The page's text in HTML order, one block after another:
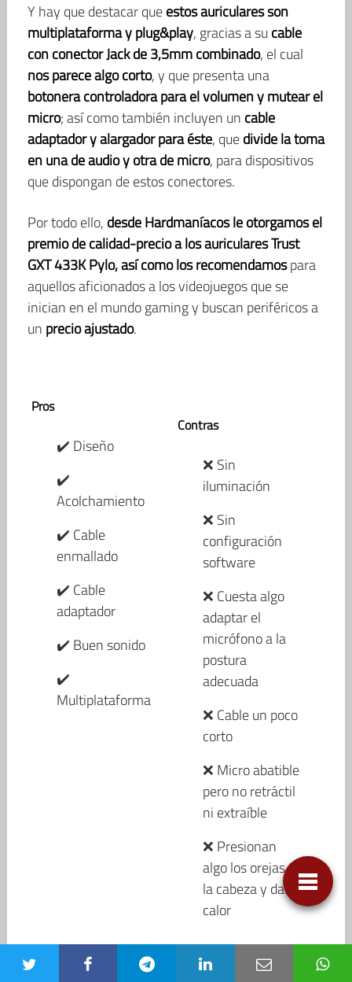
Y hay que destacar queestos auriculares son
multiplataforma y plug&play, gracias a su cable
con conector Jack de 3,5mm combinado, el cual
nos parece algo corto, y que presenta una
botonera controladora para el volumen y mutear el
micro; así como también incluyen un cable
adaptador y alargador para éste, quedivide la toma
en una de audio y otra de micro, para dispositivos
que dispongan de estos conectores.
Por todo ello, desde Hardmaníacos le otorgamos el
premio de calidad-precio a los auriculares Trust
GXT 433K Pylo, así como los recomendamospara
aquellos aficionados a los videojuegos que se
inician en el mundo gaming y buscan periféricos a
un precio ajustado.
Pros
✔️ Diseño
✔️
Acolchamiento
✔️ Cable
enmallado
✔️ Cable
adaptador
✔️ Buen sonido
✔️
Multiplataforma
Contras
❌ Sin
iluminación
❌ Sin
configuración
software
❌ Cuesta algo
adaptar el
micrófono a la
postura
adecuada
❌ Cable un poco
corto
❌ Micro abatible
pero no retráctil
ni extraíble
❌ Presionan
algo los orejas y
la cabeza y dan
calor